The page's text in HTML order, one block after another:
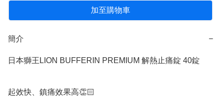
加至購物車
簡介 −
日本獅王LION BUFFERIN PREMIUM 解熱止痛錠 40錠
起效快、鎮痛效果高👏🏻